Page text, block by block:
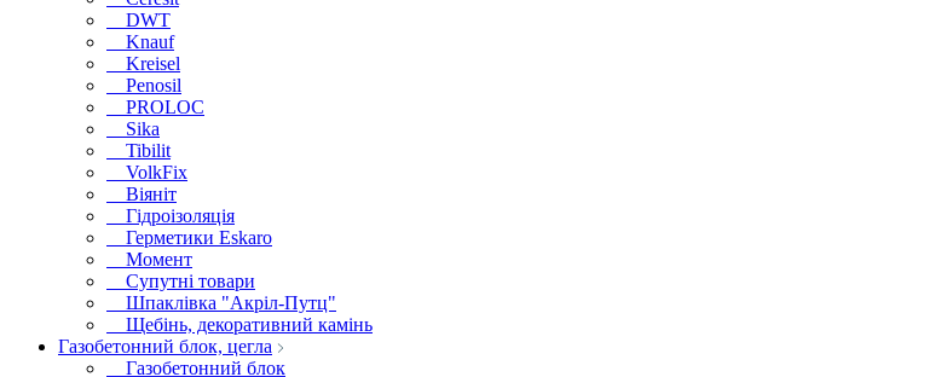
DWT
Knauf
Kreisel
Penosil
PROLOC
Sika
Tibilit
VolkFix
Віяніт
Гідроізоляція
Герметики Eskaro
Момент
Супутні товари
Шпаклівка "Акріл-Путц"
Щебінь, декоративний камінь
Газобетонний блок, цегла
Газобетонний блок